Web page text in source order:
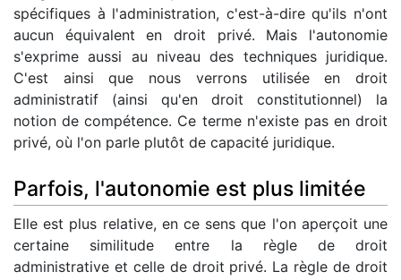
spécifiques à l'administration, c'est-à-dire qu'ils n'ont
aucun équivalent en droit privé. Mais l'autonomie
s'exprime aussi au niveau des techniques juridique.
C'est ainsi que nous verrons utilisée en droit
administratif (ainsi qu'en droit constitutionnel) la
notion de compétence. Ce terme n'existe pas en droit
privé, où l'on parle plutôt de capacité juridique.
Parfois, l'autonomie est plus limitée
Elle est plus relative, en ce sens que l'on aperçoit une
certaine similitude entre la règle de droit
administrative et celle de droit privé. La règle de droit